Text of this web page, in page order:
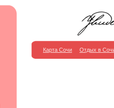
Карта Сочи Отдых в